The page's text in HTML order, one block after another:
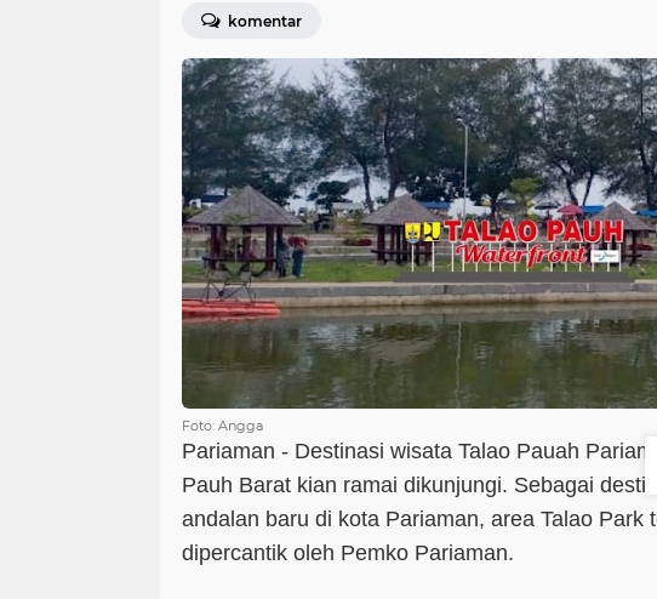
komentar
Foto: Angga
Pariaman - Destinasi wisata Talao Pauah
Pauh Barat kian ramai dikunjungi. Sebagai
andalan baru di kota Pariaman, area Talao Park
dipercantik oleh Pemko Pariaman.